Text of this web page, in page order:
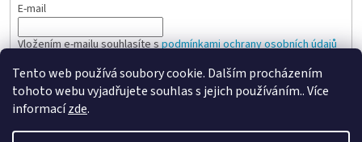
Tento web používá soubory cookie. Dalším procházením
tohoto webu vyjadřujete souhlas s jejich používáním.. Více
informacízde.
E-mail
Vložením e-mailu souhlasíte spodmínkami ochrany osobních údajů
PŘIHLÁSIT SE